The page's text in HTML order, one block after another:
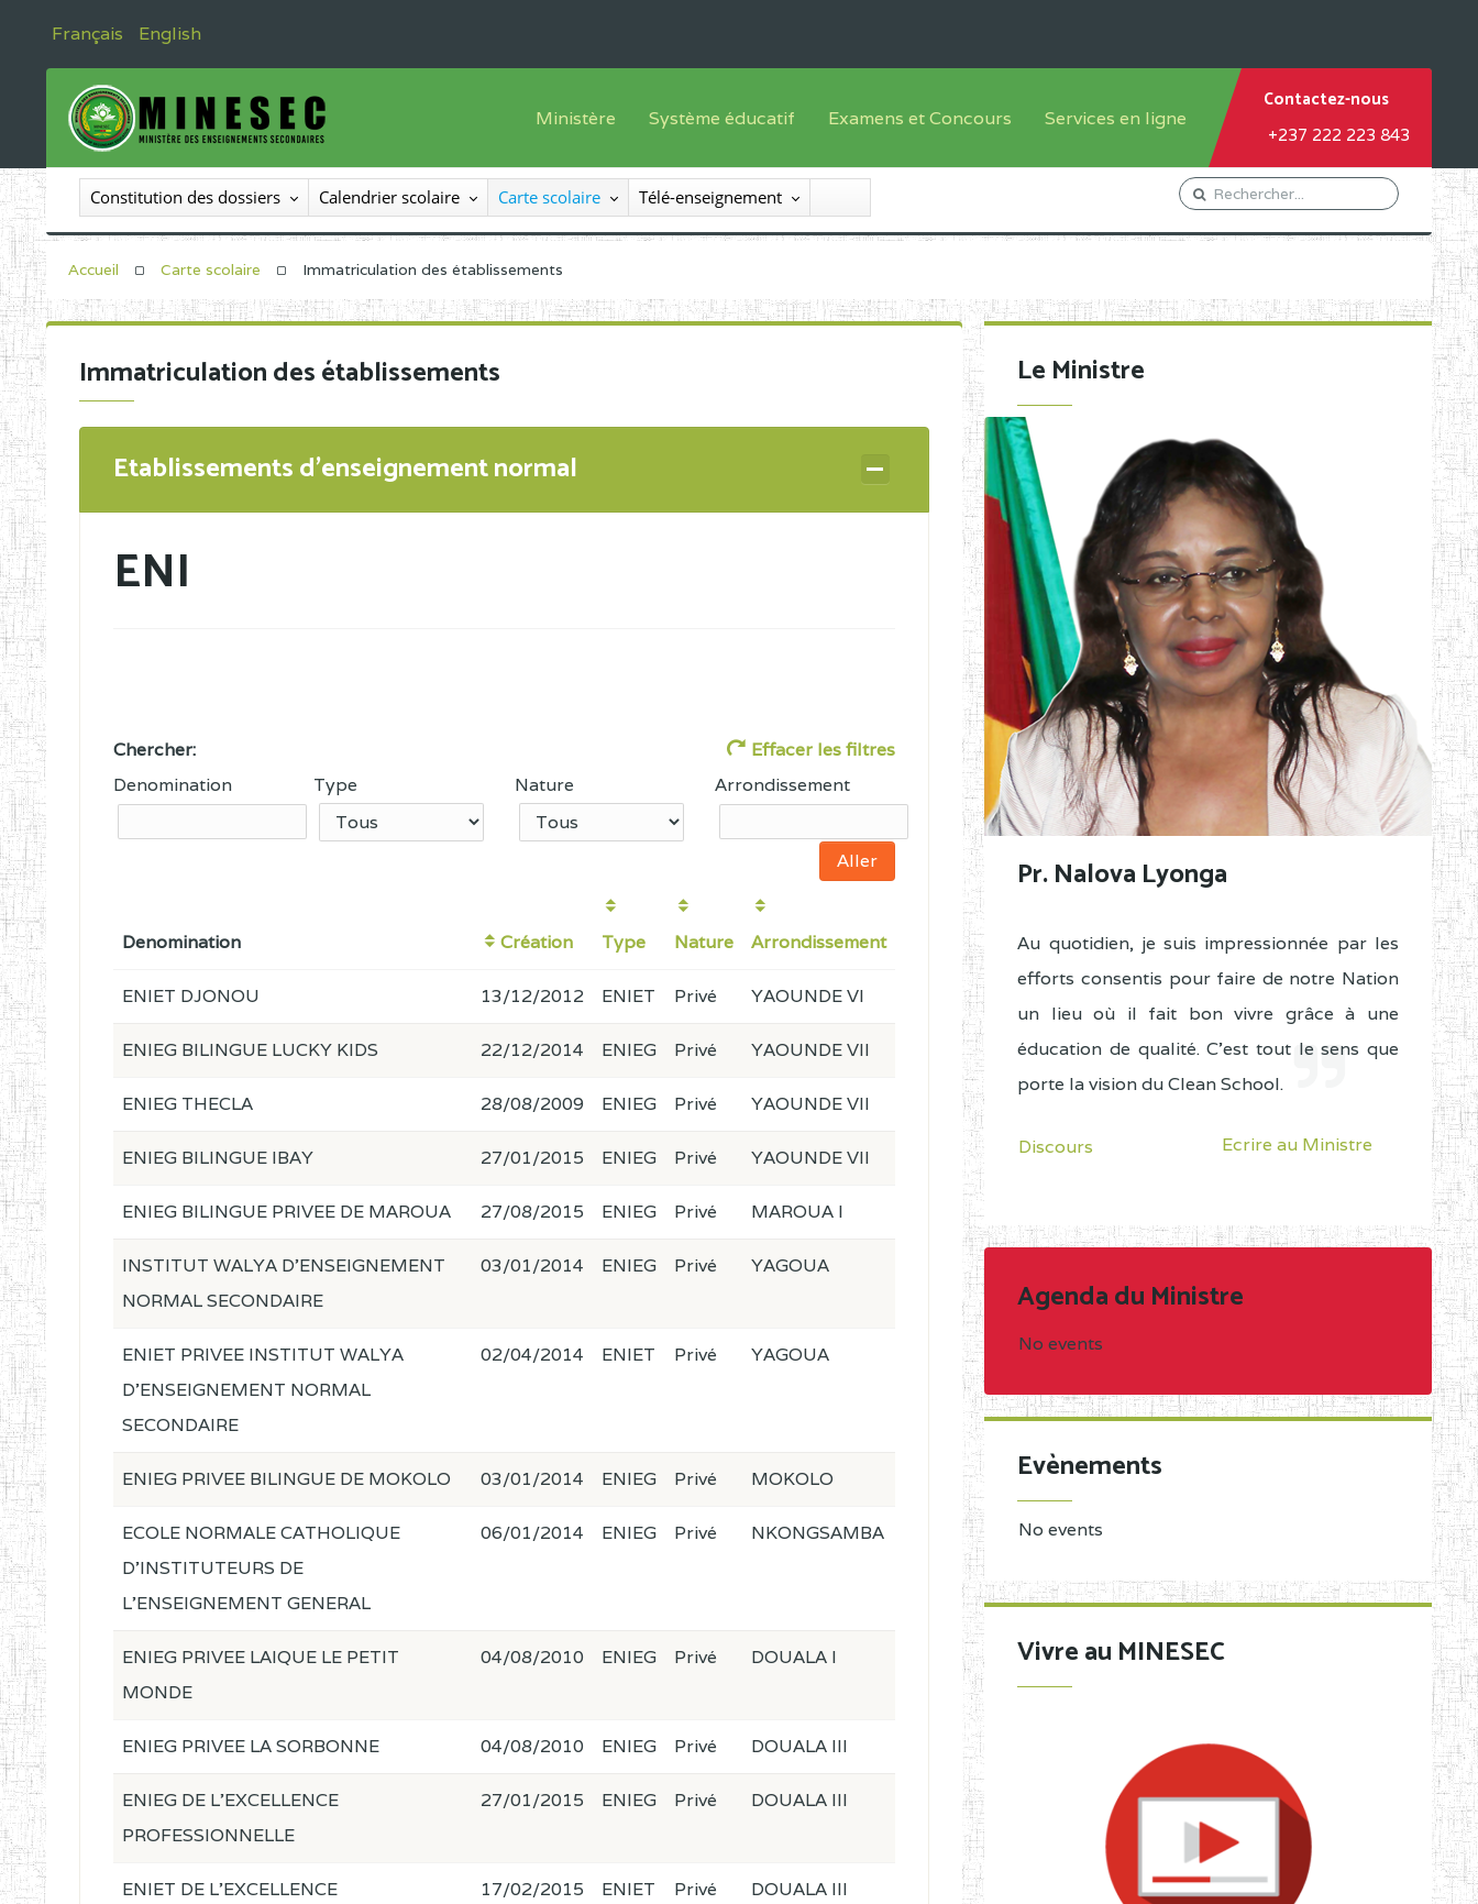
Français English
Ministère
Le Ministre
Le SEESEN
Inspection Générale des Enseignements
Organigramme
Système éducatif
Offre de formation
Sous système francophone
Progammes d'études
Examens et Concours
Inscriptions
Liste des candidats
Diplômes disponibles
Services en ligne
Orientation Conseil
Gestion du Personnel
Demande de subvention
Contactez-nous
+237 222 223 843
Constitution des dossiers Calendrier scolaire Carte scolaire Télé-enseignement
Accueil Carte scolaire Immatriculation des établissements
Immatriculation des établissements
Etablissements d'enseignement normal
ENI
Chercher:
Effacer les filtres
Denomination
Type Nature Arrondissement
Denomination Création Type Nature Arrondissement
ENIET DJONOU 13/12/2012 ENIET Privé YAOUNDE VI
ENIEG BILINGUE LUCKY KIDS 22/12/2014 ENIEG Privé YAOUNDE VII
ENIEG THECLA 28/08/2009 ENIEG Privé YAOUNDE VII
ENIEG BILINGUE IBAY 27/01/2015 ENIEG Privé YAOUNDE VII
ENIEG BILINGUE PRIVEE DE MAROUA 27/08/2015 ENIEG Privé MAROUA I
INSTITUT WALYA D'ENSEIGNEMENT
NORMAL SECONDAIRE
03/01/2014 ENIEG Privé YAGOUA
ENIET PRIVEE INSTITUT WALYA
D'ENSEIGNEMENT NORMAL
SECONDAIRE
02/04/2014 ENIET Privé YAGOUA
ENIEG PRIVEE BILINGUE DE MOKOLO 03/01/2014 ENIEG Privé MOKOLO
ECOLE NORMALE CATHOLIQUE
D'INSTITUTEURS DE
L'ENSEIGNEMENT GENERAL
06/01/2014 ENIEG Privé NKONGSAMBA
ENIEG PRIVEE LAIQUE LE PETIT
MONDE
04/08/2010 ENIEG Privé DOUALA I
ENIEG PRIVEE LA SORBONNE 04/08/2010 ENIEG Privé DOUALA III
ENIEG DE L'EXCELLENCE
PROFESSIONNELLE
27/01/2015 ENIEG Privé DOUALA III
ENIET DE L'EXCELLENCE
17/02/2015 ENIET Privé DOUALA III
Le Ministre
Pr. Nalova Lyonga
Au quotidien, je suis impressionnée par les
efforts consentis pour faire de notre Nation
un lieu où il fait bon vivre grâce à une
éducation de qualité. C'est tout le sens que
porte la vision du Clean School.
Discours Ecrire au Ministre
Agenda du Ministre
No events
Evènements
No events
Vivre au MINESEC